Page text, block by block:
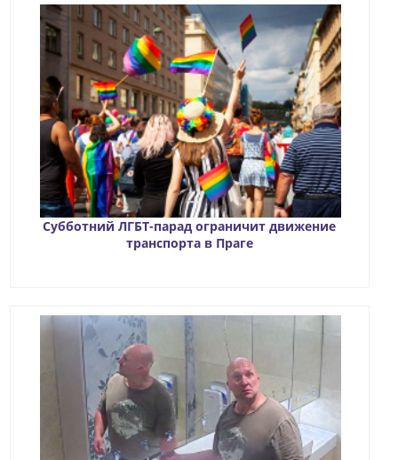
Субботний ЛГБТ-парад ограничит движение
транспорта в Праге